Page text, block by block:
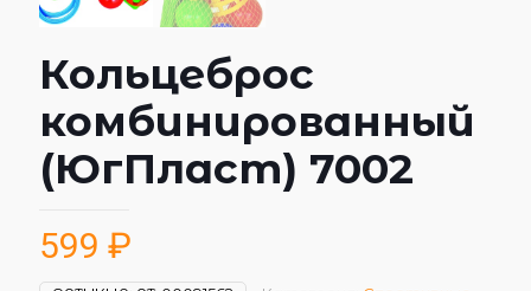
Кольцеброс
комбинированный
(ЮгПласт) 7002
599 ₽